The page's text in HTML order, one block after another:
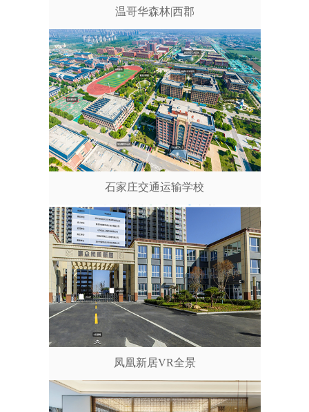
温哥华森林|西郡
石家庄交通运输学校
凤凰新居VR全景